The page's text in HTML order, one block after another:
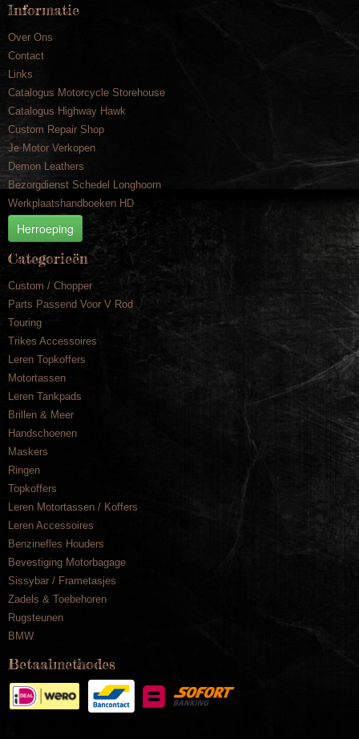
Informatie
Over Ons
Contact
Links
Catalogus Motorcycle Storehouse
Catalogus Highway Hawk
Custom Repair Shop
Je Motor Verkopen
Demon Leathers
Bezorgdienst Schedel Longhoorn
Werkplaatshandboeken HD
Herroeping
Categorieën
Custom / Chopper
Parts Passend Voor V Rod
Touring
Trikes Accessoires
Leren Topkoffers
Motortassen
Leren Tankpads
Brillen & Meer
Handschoenen
Maskers
Ringen
Topkoffers
Leren Motortassen / Koffers
Leren Accessoires
Benzinefles Houders
Bevestiging Motorbagage
Sissybar / Frametasjes
Zadels & Toebehoren
Rugsteunen
BMW
Betaalmethodes